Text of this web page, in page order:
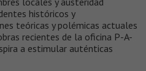
históricos y
teóricas y polémicas actuales
recientes de la oficina P-A-
a estimular auténticas